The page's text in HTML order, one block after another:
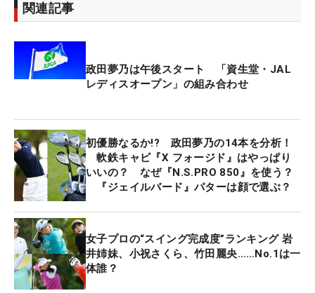
関連記事
政田夢乃は午後スタート 「資生堂・JAL
レディスオープン」の組み合わせ
初優勝なるか!? 政田夢乃の14本を分析！
軟鉄キャビ『X フォージド』はやっぱり
いいの？ なぜ『N.S.PRO 850』を使う？
『ジェイルバード』パターは顔で選ぶ？
女子プロの“スイング完成度”ランキング 岩
井姉妹、小祝さくら、竹田麗央……No.1は一
体誰？